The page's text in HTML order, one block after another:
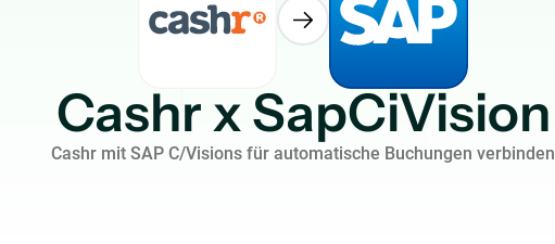
Cashr x SapCiVision
Cashr mit SAP C/Visions für automatische Buchungen verbinden